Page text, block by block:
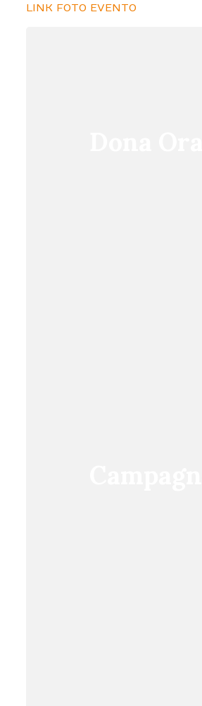
LINK FOTO EVENTO